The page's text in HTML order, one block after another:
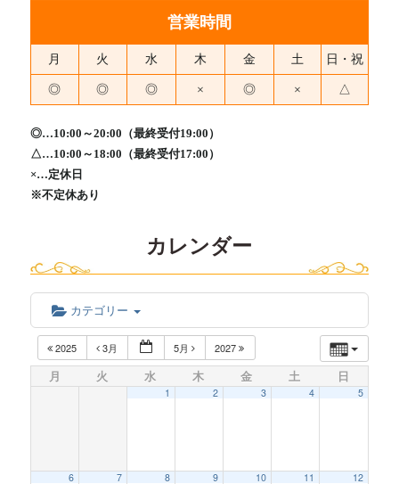
営業時間
月 火 水 木 金 土 日・祝
◎ ◎ ◎ × ◎ × △
◎…10:00～20:00（最終受付19:00）
△…10:00～18:00（最終受付17:00）
×…定休日
※不定休あり
カレンダー
カテゴリー
2025 3月 5月 2027
月 火 水 木 金 土 日
1 2 3 4 5
6 7 8 9 10 11 12